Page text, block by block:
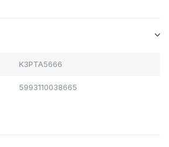
K3PTA5666
5993110038665